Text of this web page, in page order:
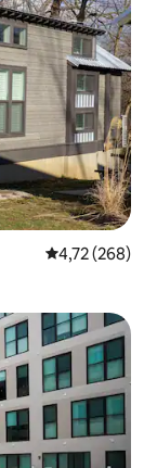
Évaluation
4,72 (268)